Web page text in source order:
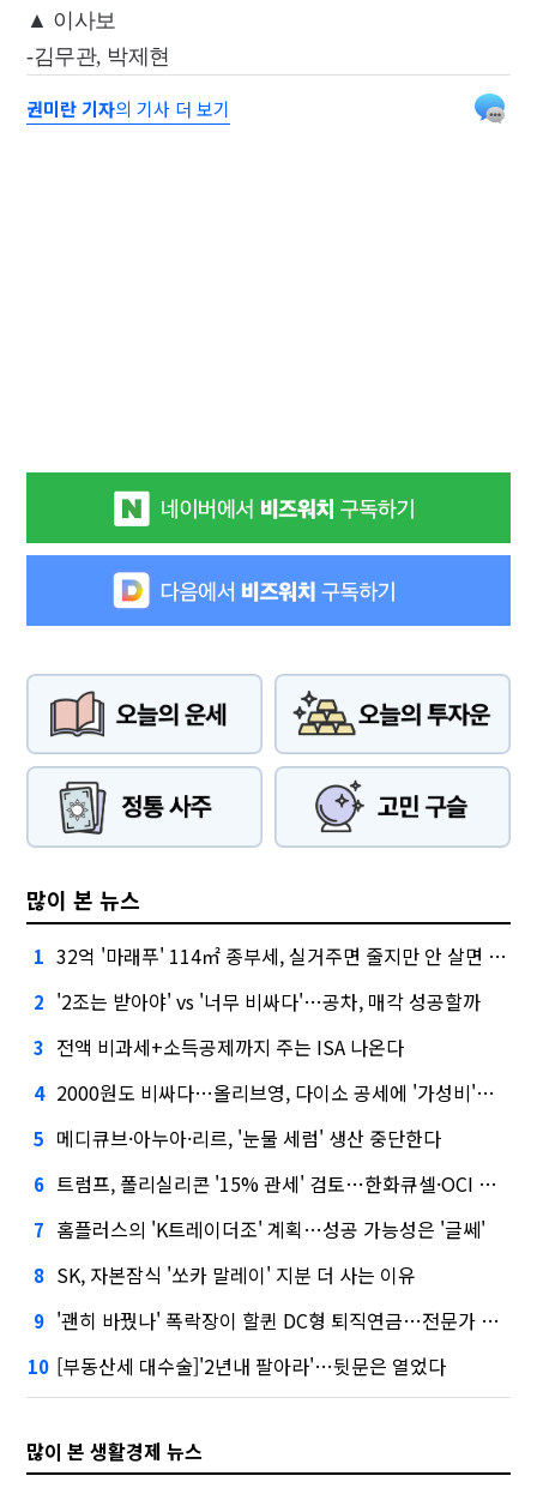
▲ 이사보
-김무관, 박제현
권미란 기자의 기사 더 보기
많이 본 뉴스
1 32억 '마래푸' 114㎡ 종부세, 실거주면 줄지만 안 살면 2.5배
2 '2조는 받아야' vs '너무 비싸다'…공차, 매각 성공할까
3 전액 비과세+소득공제까지 주는 ISA 나온다
4 2000원도 비싸다…올리브영, 다이소 공세에 '가성비'로 맞불
5 메디큐브·아누아·리르, '눈물 세럼' 생산 중단한다
6 트럼프, 폴리실리콘 '15% 관세' 검토…한화큐셀·OCI 영향은?
7 홈플러스의 'K트레이더조' 계획…성공 가능성은 '글쎄'
8 SK, 자본잠식 '쏘카 말레이' 지분 더 사는 이유
9 '괜히 바꿨나' 폭락장이 할퀸 DC형 퇴직연금…전문가 조언은
10 [부동산세 대수술]'2년내 팔아라'…뒷문은 열었다
많이 본 생활경제 뉴스